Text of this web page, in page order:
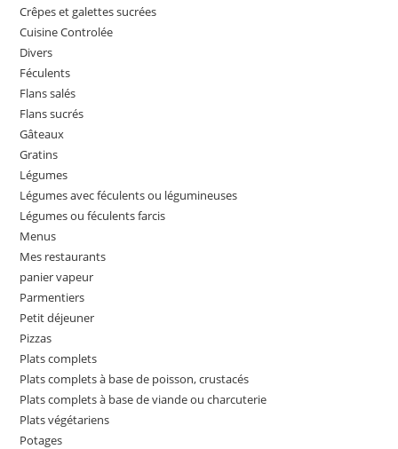
Crêpes et galettes sucrées
Cuisine Controlée
Divers
Féculents
Flans salés
Flans sucrés
Gâteaux
Gratins
Légumes
Légumes avec féculents ou légumineuses
Légumes ou féculents farcis
Menus
Mes restaurants
panier vapeur
Parmentiers
Petit déjeuner
Pizzas
Plats complets
Plats complets à base de poisson, crustacés
Plats complets à base de viande ou charcuterie
Plats végétariens
Potages